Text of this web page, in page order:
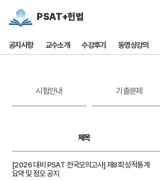
PSAT+헌법
공지사항 교수소개 수강후기 동영상강의
시험안내 기출문제
제목
[2026 대비 PSAT 전국모의고사] 제8회 성적통계
요약 및 정오 공지